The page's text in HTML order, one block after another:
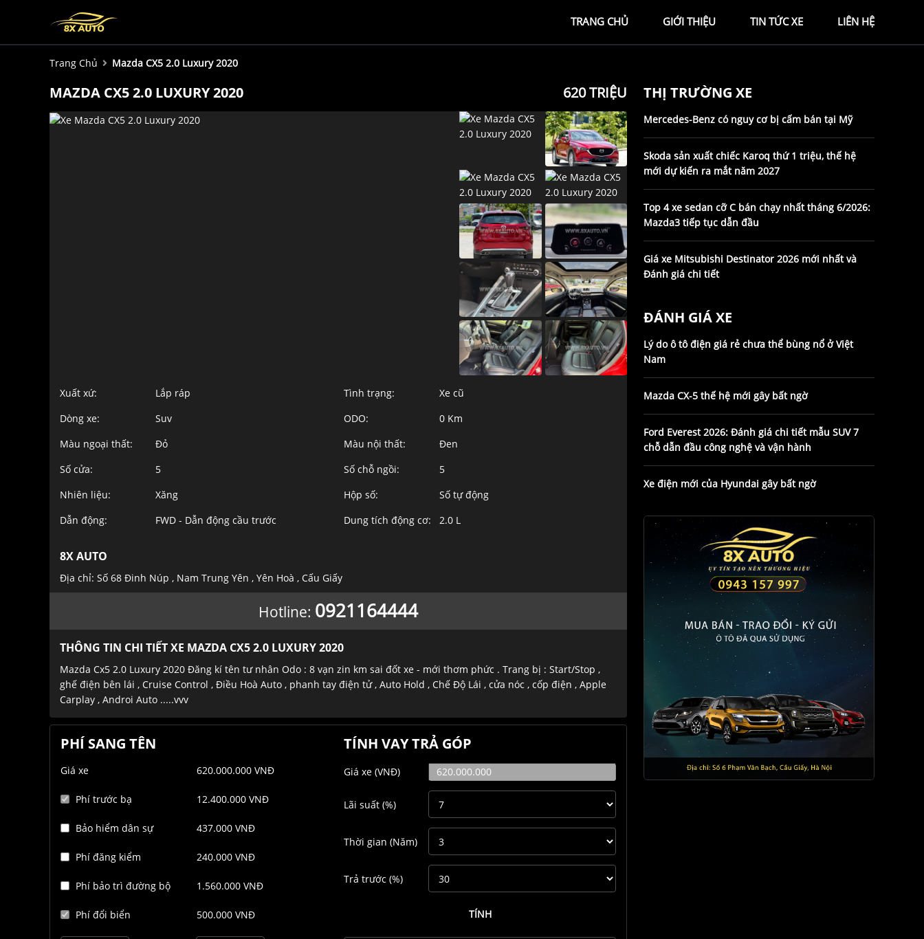
TRANG CHỦ GIỚI THIỆU TIN TỨC XE LIÊN HỆ
Trang Chủ Mazda CX5 2.0 Luxury 2020
MAZDA CX5 2.0 LUXURY 2020 620 TRIỆU
Xuất xứ: Lắp ráp Tình trạng:
Xe cũ
Dòng xe:
Suv ODO:
0 Km
Màu ngoại thất:
Đỏ Màu nội thất:
Đen
Số cửa:
5 Số chỗ ngồi:
5
Nhiên liệu:
Xăng Hộp số:
Số tự động
Dẫn động:
FWD - Dẫn động cầu trước Dung tích động cơ: 2.0 L
8X AUTO
Địa chỉ: Số 68 Đinh Núp , Nam Trung Yên , Yên Hoà , Cấu Giấy
Hotline: 0921164444
THÔNG TIN CHI TIẾT XE MAZDA CX5 2.0 LUXURY 2020
Mazda Cx5 2.0 Luxury 2020 Đăng kí tên tư nhân Odo : 8 vạn zin km sai đốt xe - mới thơm phức . Trang bị : Start/Stop ,
ghế điện bên lái , Cruise Control , Điều Hoà Auto , phanh tay điện tử , Auto Hold , Chế Độ Lái , cửa nóc , cốp điện , Apple
Carplay , Androi Auto .....vvv
PHÍ SANG TÊN
Giá xe 620.000.000 VNĐ
Phí trước bạ 12.400.000 VNĐ
Bảo hiểm dân sự 437.000 VNĐ
Phí đăng kiểm 240.000 VNĐ
Phí bảo trì đường bộ 1.560.000 VNĐ
Phí đổi biển 500.000 VNĐ
TÍNH VAY TRẢ GÓP
Giá xe(VNĐ)
Lãi suất(%)
Thời gian(Năm)
Trả trước(%)
TÍNH
THỊ TRƯỜNG XE
Mercedes-Benz có nguy cơ bị cấm bán tại Mỹ
Skoda sản xuất chiếc Karoq thứ 1 triệu, thế hệ
mới dự kiến ra mắt năm 2027
Top 4 xe sedan cỡ C bán chạy nhất tháng 6/2026:
Mazda3 tiếp tục dẫn đầu
Giá xe Mitsubishi Destinator 2026 mới nhất và
Đánh giá chi tiết
ĐÁNH GIÁ XE
Lý do ô tô điện giá rẻ chưa thể bùng nổ ở Việt
Nam
Mazda CX-5 thế hệ mới gây bất ngờ
Ford Everest 2026: Đánh giá chi tiết mẫu SUV 7
chỗ dẫn đầu công nghệ và vận hành
Xe điện mới của Hyundai gây bất ngờ